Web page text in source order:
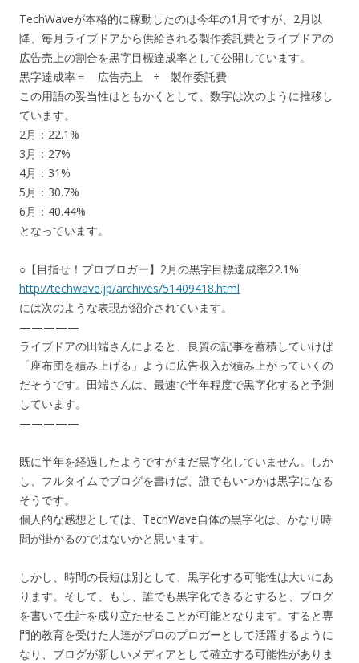
TechWaveが本格的に稼動したのは今年の1月ですが、2月以
降、毎月ライブドアから供給される製作委託費とライブドアの
広告売上の割合を黒字目標達成率として公開しています。
黒字達成率＝ 広告売上 ÷ 製作委託費
この用語の妥当性はともかくとして、数字は次のように推移し
ています。
2月：22.1%
3月：27%
4月：31%
5月：30.7%
6月：40.44%
となっています。
○【目指せ！プロブロガー】2月の黒字目標達成率22.1%
http://techwave.jp/archives/51409418.html
には次のような表現が紹介されています。
—————
ライブドアの田端さんによると、良質の記事を蓄積していけば
「座布団を積み上げる」ように広告収入が積み上がっていくの
だそうです。田端さんは、最速で半年程度で黒字化すると予測
しています。
—————
既に半年を経過したようですがまだ黒字化していません。しか
し、フルタイムでブログを書けば、誰でもいつかは黒字になる
そうです。
個人的な感想としては、TechWave自体の黒字化は、かなり時
間が掛かるのではないかと思います。
しかし、時間の長短は別として、黒字化する可能性は大いにあ
ります。そして、もし、誰でも黒字化できるとすると、ブログ
を書いて生計を成り立たせることが可能となります。すると専
門的教育を受けた人達がプロのプロガーとして活躍するように
なり、ブログが新しいメディアとして確立する可能性がありま